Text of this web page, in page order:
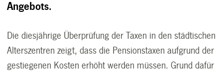
Angebots.
Die diesjährige Überprüfung der Taxen in den städtischen
Alterszentren zeigt, dass die Pensionstaxen aufgrund der
gestiegenen Kosten erhöht werden müssen. Grund dafür